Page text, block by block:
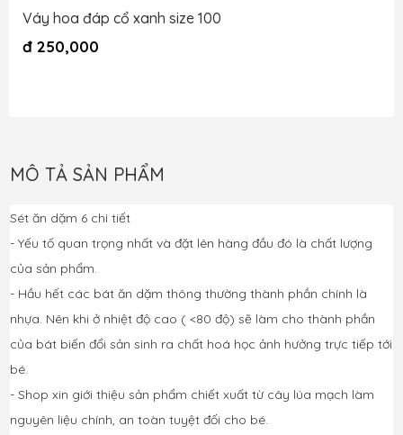
Váy hoa đáp cổ xanh size 100
đ 250,000
MÔ TẢ SẢN PHẨM
Sét ăn dặm 6 chi tiết
- Yếu tố quan trọng nhất và đặt lên hàng đầu đó là chất lượng
của sản phẩm.
- Hầu hết các bát ăn dặm thông thường thành phần chính là
nhựa. Nên khi ở nhiệt độ cao ( <80 độ) sẽ làm cho thành phần
của bát biến đổi sản sinh ra chất hoá học ảnh hưởng trực tiếp tới
bé.
- Shop xin giới thiệu sản phẩm chiết xuất từ cây lúa mạch làm
nguyên liệu chính, an toàn tuyệt đối cho bé.